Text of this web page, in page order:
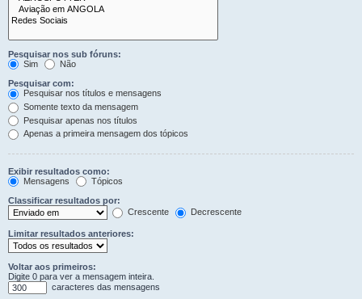
Pesquisar nos sub fóruns:
Sim
Não
Pesquisar com:
Pesquisar nos títulos e mensagens
Somente texto da mensagem
Pesquisar apenas nos títulos
Apenas a primeira mensagem dos tópicos
Exibir resultados como:
Mensagens
Tópicos
Classificar resultados por:
Crescente
Decrescente
Limitar resultados anteriores:
Voltar aos primeiros:
Digite 0 para ver a mensagem inteira.
caracteres das mensagens